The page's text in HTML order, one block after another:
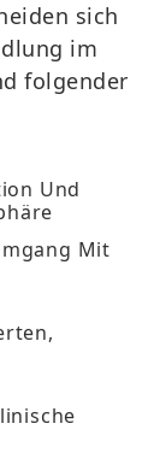
sich
im
folgender
Und
Mit